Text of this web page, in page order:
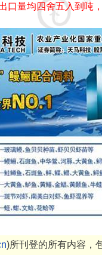
口量均四舍五入到吨
)所刊登的所有内容，